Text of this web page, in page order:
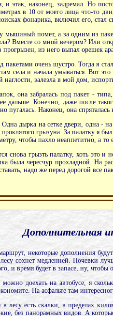
и этак, наконец, задремал. Но
в 10 от моего лица что-то
фонарика, включил его,
помет, а за одним из
Вместе со мной вечером? Или
из него выпал орешек
очень шустро. Тогда я
села и начала умываться. Вот
залезла в мой дом,
она забралась под пакет -
Конечно, даже после
пугалась. Наконец, она спряталась
дырка на сетке двери, одна
грызуна. За палатку я
чтобы пахло неаппетитно, а
снова грызть палатку, хоть это
была чересчур прохладной. На
надо же перед дорогой все
Дополнительная
некоторые дополнения
сохнет медленней. Ночевки
и время будет в запасе, ну,
доехать на автобусе, я
На асфальте там
лесу есть скалки, в пределах
без панорамных видов. А